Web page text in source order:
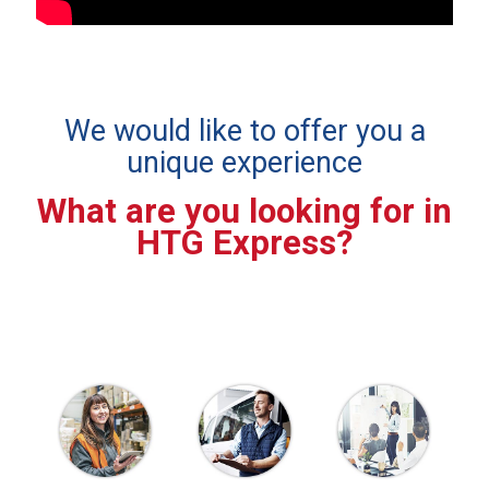
We would like to offer you a
unique experience
What are you looking for in
HTG Express?